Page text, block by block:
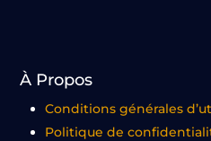
À Propos
Conditions générales
Politique de